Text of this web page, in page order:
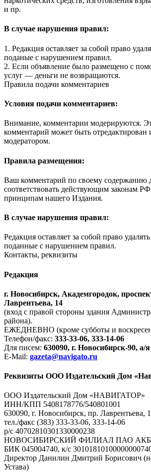
и пр.
В случае нарушения правил:
1. Редакция оставляет за собой право
поданые с нарушением правил.
2. Если объявление было размещено с
услуг — деньги не возвращаются.
Правила подачи комментариев
Условия подачи комментариев:
Внимание, комментарии модерируются.
комментарий может быть отредактирован
модератором.
Правила размещения:
Ваш комментарий по своему содержанию
соответствовать действующим законам
принципам нашего Издания.
В случае нарушения правил:
Редакция оставляет за собой право
поданные с нарушением правил.
Контакты, реквизиты
Редакция
г. Новосибирск, Академгородок,
Лаврентьева, 14
(вход с правой стороны здания
района).
ЕЖЕДНЕВНО (кроме субботы и
Телефон/факс: 333-33-06, 333-14-06
Для писем: 630090, г. Новосибирск-90, а/я
E-Mail: gazeta@navigato.ru
Реквизиты ООО Издательский Дом
ООО Издательский Дом «НАВИГАТОР»
ИНН/КПП 5408178776/540801001
630090, г. Новосибирск, пр. Лаврентьева,
тел./факс (383) 333-33-06, 333-14-06
р/с 40702810301330000238
НОВОСИБИРСКИЙ ФИЛИАЛ ПАО АКБ
БИК 045004740, к/с
Директор Данилин Дмитрий Борисович
Устава)